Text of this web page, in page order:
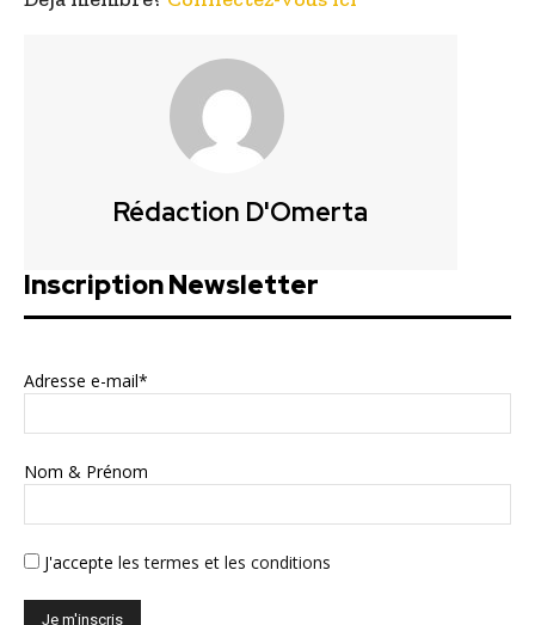
Rédaction D'Omerta
Inscription Newsletter
Adresse e-mail*
Nom & Prénom
J'accepte les termes et les conditions